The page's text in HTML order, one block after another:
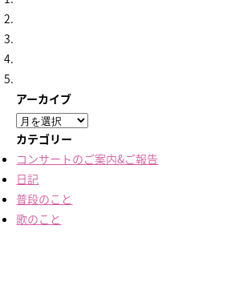
アーカイブ
ア
ー
カ
イ
ブ
カテゴリー
コンサートのご案内&ご報告
日記
普段のこと
歌のこと